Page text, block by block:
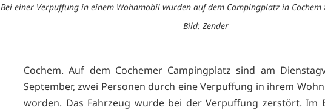
Bei einer Verpuffung in einem Wohnmobil wurden auf dem Campingplatz in Cochem
Bild: Zender
Cochem. Auf dem Cochemer Campingplatz sind am
September, zwei Personen durch eine Verpuffung in ihrem
worden. Das Fahrzeug wurde bei der Verpuffung zerstört. Im